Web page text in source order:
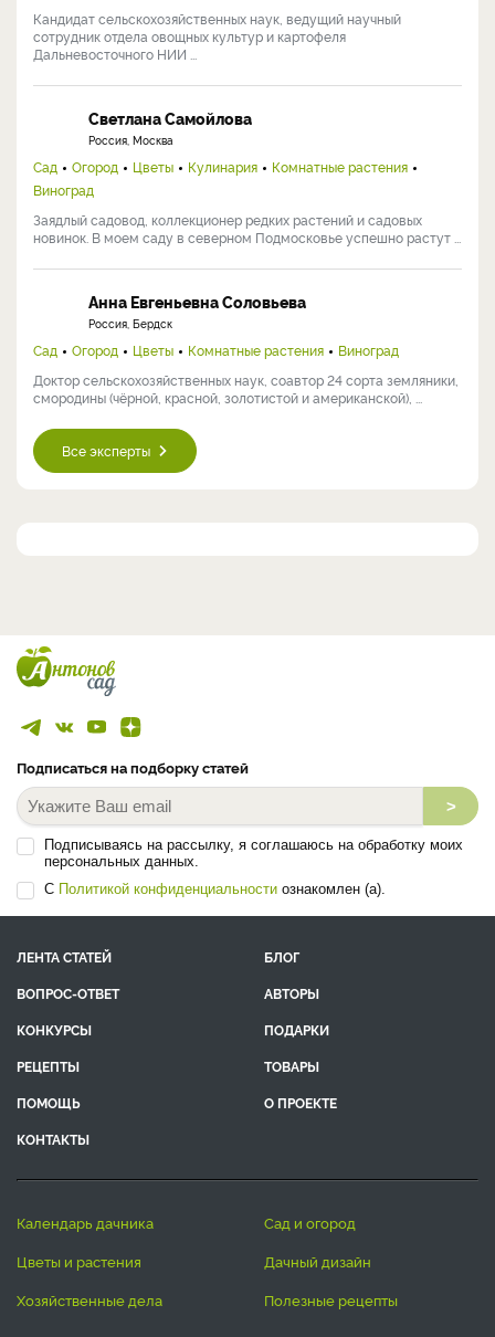
Кандидат сельскохозяйственных наук, ведущий научный
сотрудник отдела овощных культур и картофеля
Дальневосточного НИИ ...
Светлана Самойлова
Россия, Москва
Сад Огород Цветы Кулинария
Комнатные растения
Виноград
Заядлый садовод, коллекционер редких растений и садовых
новинок. В моем саду в северном Подмосковье успешно растут ...
Анна Евгеньевна Соловьева
Россия, Бердск
Сад Огород Цветы Комнатные растения
Виноград
Доктор сельскохозяйственных наук, соавтор 24 сорта земляники,
смородины (чёрной, красной, золотистой и американской), ...
Все эксперты
Подписаться на подборку статей
>
Подписываясь на рассылку, я соглашаюсь на обработку моих
персональных данных.
С Политикой конфиденциальности ознакомлен (а).
ЛЕНТА СТАТЕЙ
БЛОГ
ВОПРОС-ОТВЕТ
АВТОРЫ
КОНКУРСЫ
ПОДАРКИ
РЕЦЕПТЫ
ТОВАРЫ
ПОМОЩЬ
О ПРОЕКТЕ
КОНТАКТЫ
календарь дачника
сад и огород
цветы и растения
дачный дизайн
хозяйственные дела
полезные рецепты